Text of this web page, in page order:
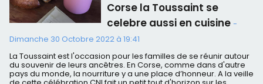
Corse la Toussaint se
celebre aussi en cuisine-
Dimanche 30 Octobre 2022 à 19:41
La Toussaint est l'occasion pour les familles de se réunir autour
du souvenir de leurs ancêtres. En Corse, comme dans d'autre
pays du monde, la nourriture y a une place d’honneur. A la veille